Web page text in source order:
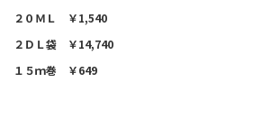
２０ＭＬ ￥1,540
２ＤＬ袋 ￥14,740
１５ｍ巻 ￥649